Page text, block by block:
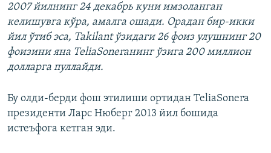
2007 йилнинг 24 декабрь куни имзоланган
келишувга кўра, амалга ошади. Орадан бир-икки
йил ўтиб эса, Takilant ўзидаги 26 фоиз улушнинг 20
фоизини яна TeliaSoneraнинг ўзига 200 миллион
долларга пуллайди.
Бу олди-берди фош этилиши ортидан TeliaSonera
президенти Ларс Нюберг 2013 йил бошида
истеъфога кетган эди.